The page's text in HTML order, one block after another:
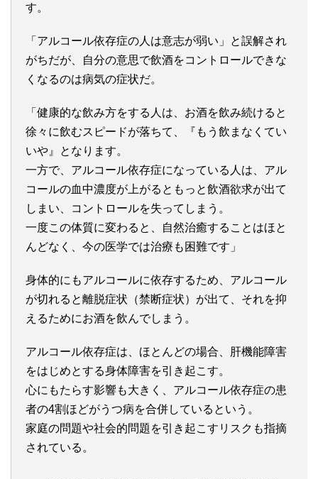
す。
「アルコール依存症の人は意志が弱い」と誤解され
がちだが、自分の意思で飲酒をコントロールできな
くなるのは病気の症状だ。
「健康的な飲み方をする人は、お酒を飲み続けると
徐々に飲むスピードが落ちて、『もう飲まなくてい
いや』となります。
一方で、アルコール依存症になっている人は、アル
コールの血中濃度が上がるともっと飲酒欲求が出て
しまい、コントロールを失ってしまう。
一度この体質に変わると、自然治癒することはほと
んどなく、今の医学では治療も困難です」
身体的にもアルコールに依存するため、アルコール
が切れると離脱症状（禁断症状）が出て、それを抑
えるためにお酒を飲んでしまう。
アルコール依存症は、ほとんどの場合、肝機能障害
をはじめとする身体障害を引き起こす。
心にもたらす影響も大きく、アルコール依存症の患
者の4割ほどがうつ病を合併しているという。
家庭の問題や社会的問題を引き起こすリスクも指摘
されている。